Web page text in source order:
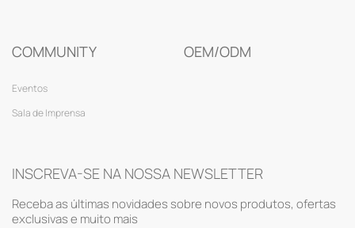
COMMUNITY
Eventos
Sala de Imprensa
OEM/ODM
INSCREVA-SE NA NOSSA NEWSLETTER
Receba as últimas novidades sobre novos produtos, ofertas
exclusivas e muito mais